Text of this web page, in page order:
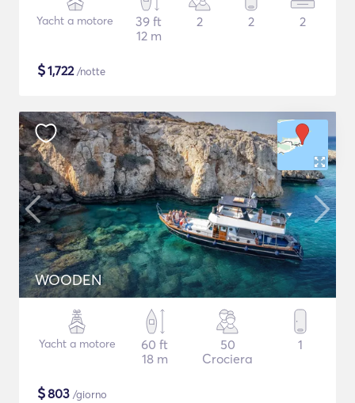
Yacht a motore
39 ft
12 m
2 2 2
$1,722/notte
WOODEN
Yacht a motore
60 ft
18 m
50
Crociera
1
$803 /giorno